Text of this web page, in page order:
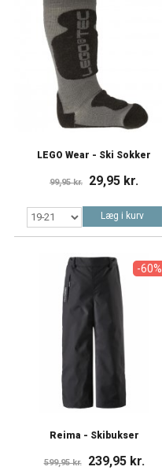
LEGO Wear - Ski Sokker
99,95 kr. 29,95 kr.
Læg i kurv
-60%
Reima - Skibukser
599,95 kr. 239,95 kr.